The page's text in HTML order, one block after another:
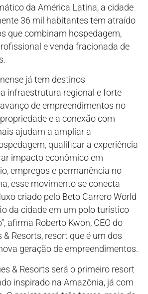
da América Latina, a cidade
36 mil habitantes tem atraído
que combinam hospedagem,
e venda fracionada de
já tem destinos
infraestrutura regional e forte
de empreendimentos no
e a conexão com
ajudam a ampliar a
qualificar a experiência
impacto econômico em
empregos e permanência no
esse movimento se conecta
criado pelo Beto Carrero World
da cidade em um polo turístico
afirma Roberto Kwon, CEO do
Resorts, resort que é um dos
geração de empreendimentos.
& Resorts será o primeiro resort
inspirado na Amazônia, já com